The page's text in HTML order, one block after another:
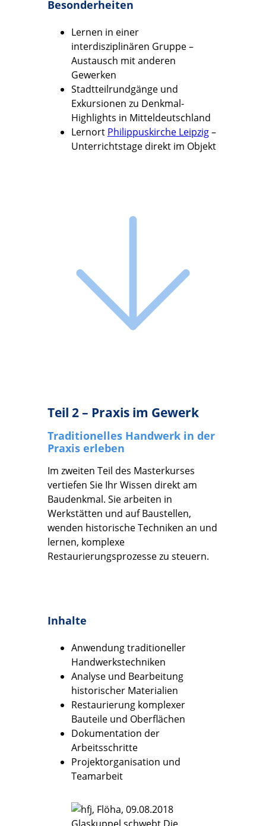
Besonderheiten
Lernen in einer
interdisziplinären Gruppe –
Austausch mit anderen
Gewerken
Stadtteilrundgänge und
Exkursionen zu Denkmal-
Highlights in Mitteldeutschland
Lernort Philippuskirche Leipzig–
Unterrichtstage direkt im Objekt
Teil 2 – Praxis im Gewerk
Traditionelles Handwerk in der
Praxis erleben
Im zweiten Teil des Masterkurses
vertiefen Sie Ihr Wissen direkt am
Baudenkmal. Sie arbeiten in
Werkstätten und auf Baustellen,
wenden historische Techniken an und
lernen, komplexe
Restaurierungsprozesse zu steuern.
Inhalte
Anwendung traditioneller
Handwerkstechniken
Analyse und Bearbeitung
historischer Materialien
Restaurierung komplexer
Bauteile und Oberflächen
Dokumentation der
Arbeitsschritte
Projektorganisation und
Teamarbeit